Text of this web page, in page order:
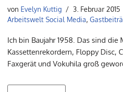
von Evelyn Kuttig
3. Februar 2015
Arbeitswelt Social Media,
Ich bin Baujahr 1958. Das sind die
Kassettenrekordern, Floppy Disc,
Faxgerät und Vokuhila groß